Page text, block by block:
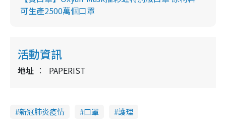
可生產2500萬個口罩
活動資訊
地址 PAPERIST
新冠肺炎疫情 口罩 護理